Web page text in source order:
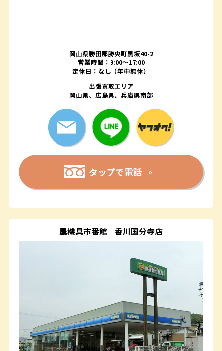
岡山県勝田郡勝央町黒坂40-2
営業時間：9:00～17:00
定休日：なし（年中無休）
出張買取エリア
岡山県、広島県、兵庫県南部
タップで電話
農機具市番館 香川国分寺店